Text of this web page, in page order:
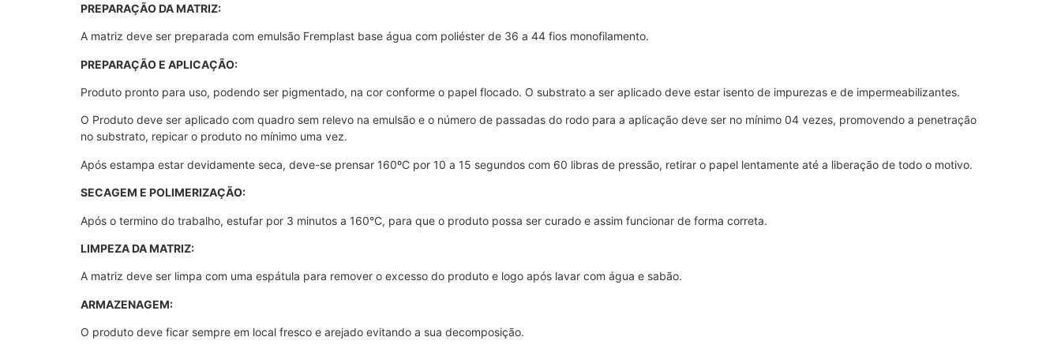
PREPARAÇÃO DA MATRIZ:
A matriz deve ser preparada com emulsão Fremplast base água com poliéster de 36 a 44 fios monofilamento.
PREPARAÇÃO E APLICAÇÃO:
Produto pronto para uso, podendo ser pigmentado, na cor conforme o papel flocado. O substrato a ser aplicado deve estar isento de impurezas e de impermeabilizantes.
O Produto deve ser aplicado com quadro sem relevo na emulsão e o número de passadas do rodo para a aplicação deve ser no mínimo 04 vezes, promovendo a penetração
no substrato, repicar o produto no mínimo uma vez.
Após estampa estar devidamente seca, deve-se prensar 160ºC por 10 a 15 segundos com 60 libras de pressão, retirar o papel lentamente até a liberação de todo o motivo.
SECAGEM E POLIMERIZAÇÃO:
Após o termino do trabalho, estufar por 3 minutos a 160°C, para que o produto possa ser curado e assim funcionar de forma correta.
LIMPEZA DA MATRIZ:
A matriz deve ser limpa com uma espátula para remover o excesso do produto e logo após lavar com água e sabão.
ARMAZENAGEM:
O produto deve ficar sempre em local fresco e arejado evitando a sua decomposição.